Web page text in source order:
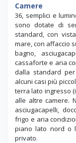
Camere
36, semplici e
sono dotate di
standard, con
mare, con affaccio
bagno,
cassaforte e aria
dalla standard
alcuni casi più
terra lato ingresso
alle altre camere.
asciugacapelli,
frigo e aria
piano lato nord o
privato.